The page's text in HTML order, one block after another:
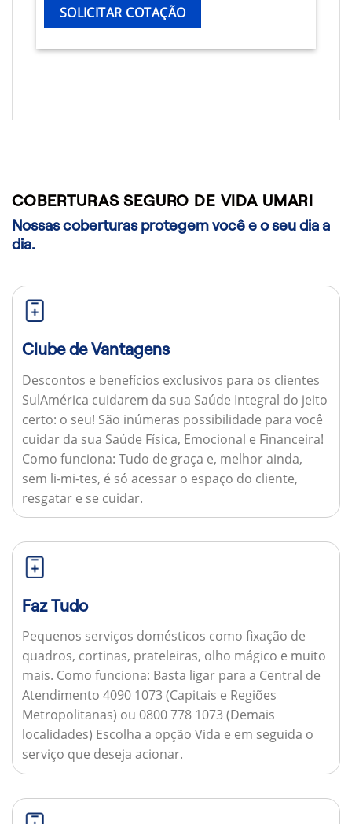
SOLICITAR COTAÇÃO
COBERTURAS SEGURO DE VIDA UMARI
Nossas coberturas protegem você e o seu dia a
dia.
Clube de Vantagens
Descontos e benefícios exclusivos para os clientes
SulAmérica cuidarem da sua Saúde Integral do jeito
certo: o seu! São inúmeras possibilidade para você
cuidar da sua Saúde Física, Emocional e Financeira!
Como funciona: Tudo de graça e, melhor ainda,
sem li-mi-tes, é só acessar o espaço do cliente,
resgatar e se cuidar.
Faz Tudo
Pequenos serviços domésticos como fixação de
quadros, cortinas, prateleiras, olho mágico e muito
mais. Como funciona: Basta ligar para a Central de
Atendimento 4090 1073 (Capitais e Regiões
Metropolitanas) ou 0800 778 1073 (Demais
localidades) Escolha a opção Vida e em seguida o
serviço que deseja acionar.